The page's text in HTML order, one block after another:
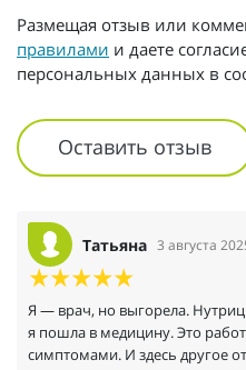
Размещая отзыв или
правилами и даете
персональных данных в
Оставить отзыв
Татьяна 3 августа
Я — врач, но выгорела.
я пошла в медицину. Это
симптомами. И здесь другое